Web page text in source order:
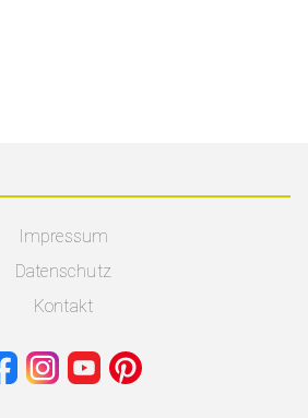
Impressum
Datenschutz
Kontakt